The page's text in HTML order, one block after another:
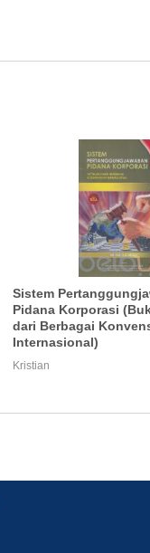
Sistem
Pidana Korporasi
dari Berbagai
Internasional)
Kristian